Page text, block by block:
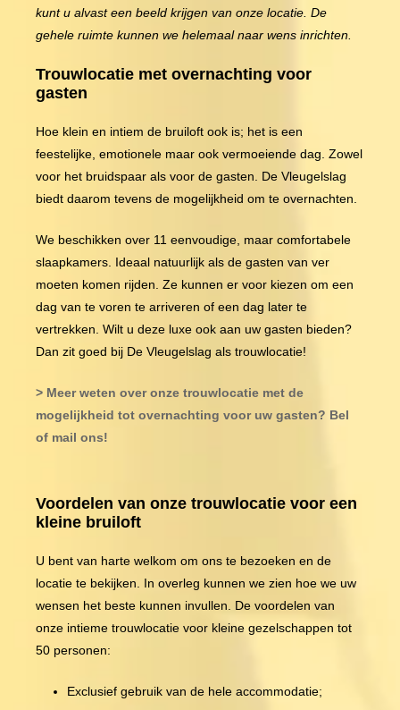
kunt u alvast een beeld krijgen van onze locatie. De
gehele ruimte kunnen we helemaal naar wens inrichten.
Trouwlocatie met overnachting voor
gasten
Hoe klein en intiem de bruiloft ook is; het is een
feestelijke, emotionele maar ook vermoeiende dag. Zowel
voor het bruidspaar als voor de gasten. De Vleugelslag
biedt daarom tevens de mogelijkheid om te overnachten.
We beschikken over 11 eenvoudige, maar comfortabele
slaapkamers. Ideaal natuurlijk als de gasten van ver
moeten komen rijden. Ze kunnen er voor kiezen om een
dag van te voren te arriveren of een dag later te
vertrekken. Wilt u deze luxe ook aan uw gasten bieden?
Dan zit goed bij De Vleugelslag als trouwlocatie!
> Meer weten over onze trouwlocatie met de
mogelijkheid tot overnachting voor uw gasten? Bel
of mail ons!
Voordelen van onze trouwlocatie voor een
kleine bruiloft
U bent van harte welkom om ons te bezoeken en de
locatie te bekijken. In overleg kunnen we zien hoe we uw
wensen het beste kunnen invullen. De voordelen van
onze intieme trouwlocatie voor kleine gezelschappen tot
50 personen:
Exclusief gebruik van de hele accommodatie;